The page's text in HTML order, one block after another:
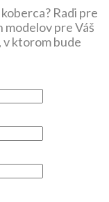
Radi pre
modelov pre Váš
ktorom bude